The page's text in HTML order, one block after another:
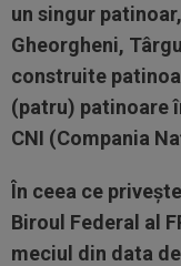
un singur
Gheorgheni,
construite
(patru) patinoare
CNI (Compania
În ceea ce
Biroul Federal al
meciul din data